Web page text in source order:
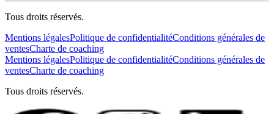
Tous droits réservés.
Mentions légalesPolitique de confidentialitéConditions générales de
ventesCharte de coaching
Mentions légalesPolitique de confidentialitéConditions générales de
ventesCharte de coaching
Tous droits réservés.